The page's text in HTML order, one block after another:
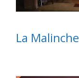
La Malinche